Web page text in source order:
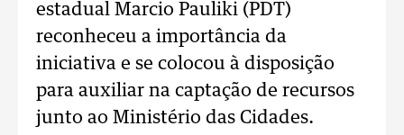
estadual Marcio Pauliki (PDT)
reconheceu a importância da
iniciativa e se colocou à disposição
para auxiliar na captação de recursos
junto ao Ministério das Cidades.